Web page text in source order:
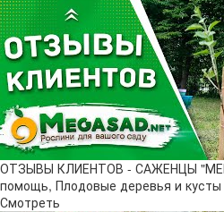
ОТЗЫВЫ КЛИЕНТОВ - САЖЕНЦЫ
помощь, Плодовые деревья и
Смотреть